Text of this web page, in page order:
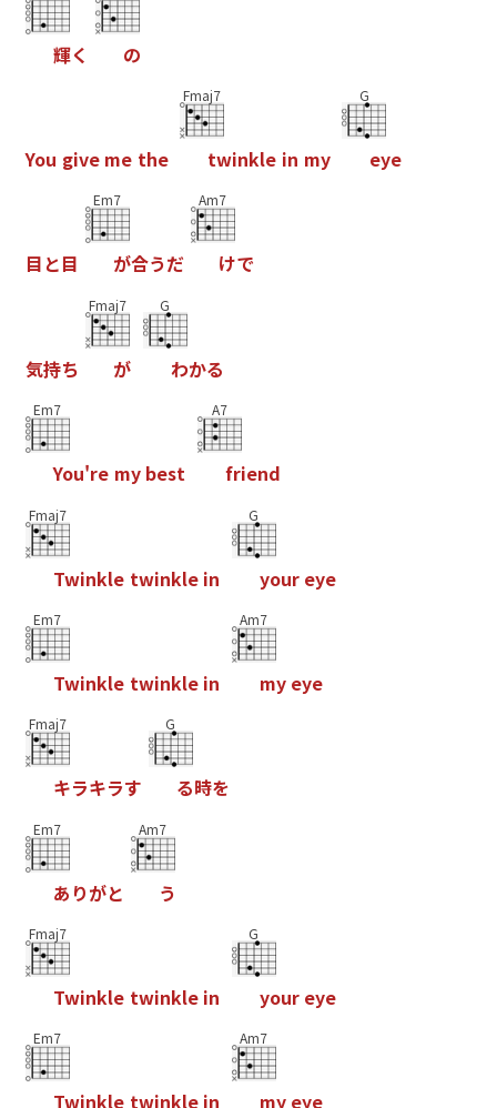
輝く の
You give me the
Fmaj7
twinkle in my
G
eye
目 と目
Em7
が合うだ
Am7
けで
気持ち
Fmaj7
が
G
わかる
Em7
You're my best
A7
friend
Fmaj7
Twinkle twinkle in
G
your eye
Em7
Twinkle twinkle in
Am7
my eye
Fmaj7
キラキラす
G
る時を
Em7
あ りがと
Am7
う
Fmaj7
Twinkle twinkle in
G
your eye
Em7
Twinkle twinkle in
Am7
my eye